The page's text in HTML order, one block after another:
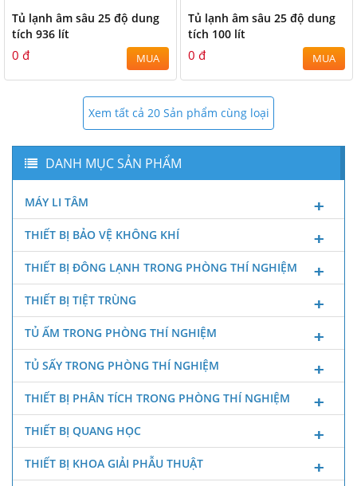
Tủ lạnh âm sâu 25 độ dung
tích 936 lít
0 đ MUA
Tủ lạnh âm sâu 25 độ dung
tích 100 lít
0 đ MUA
Xem tất cả 20 Sản phẩm cùng loại
DANH MỤC SẢN PHẨM
MÁY LI TÂM
THIẾT BỊ BẢO VỆ KHÔNG KHÍ
THIẾT BỊ ĐÔNG LẠNH TRONG PHÒNG THÍ NGHIỆM
THIẾT BỊ TIỆT TRÙNG
TỦ ẤM TRONG PHÒNG THÍ NGHIỆM
TỦ SẤY TRONG PHÒNG THÍ NGHIỆM
THIẾT BỊ PHÂN TÍCH TRONG PHÒNG THÍ NGHIỆM
THIẾT BỊ QUANG HỌC
THIẾT BỊ KHOA GIẢI PHẪU THUẬT